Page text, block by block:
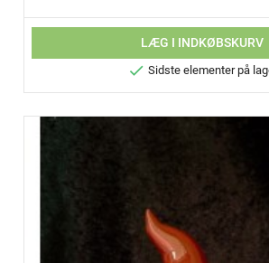
LÆG I INDKØBSKURV
 Sidste elementer på